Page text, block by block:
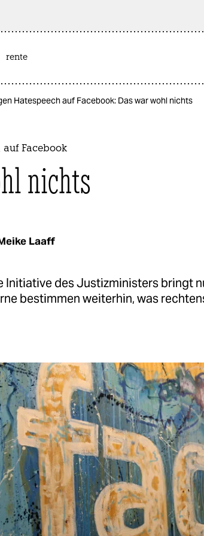
rente
Hatespeech auf Facebook: Das war wohl nichts
Facebook
nichts
Laaff
Initiative des Justizministers bringt
bestimmen weiterhin, was